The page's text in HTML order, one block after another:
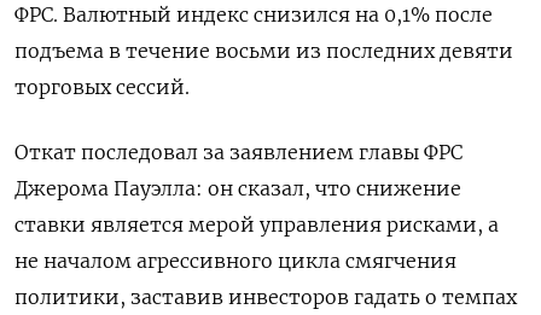
ФРС. Валютный индекс снизился на 0,1% после
подъема в течение восьми из последних девяти
торговых сессий.
Откат последовал за заявлением главы ФРС
Джерома Пауэлла: он сказал, что снижение
ставки является мерой управления рисками, а
не началом агрессивного цикла смягчения
политики, заставив инвесторов гадать о темпах